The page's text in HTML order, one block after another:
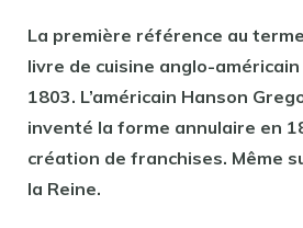
La première référence au terme
livre de cuisine anglo-
1803. L’américain Hanson
inventé la forme annulaire en
création de franchises. Même
la Reine.